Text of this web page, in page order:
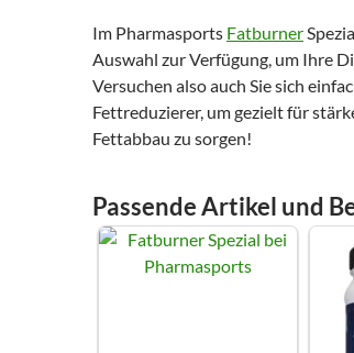
Im Pharmasports Fatburner
Auswahl zur Verfügung, um Ihre
Versuchen also auch Sie sich
Fettreduzierer, um gezielt für
Fettabbau zu sorgen!
Passende Artikel und